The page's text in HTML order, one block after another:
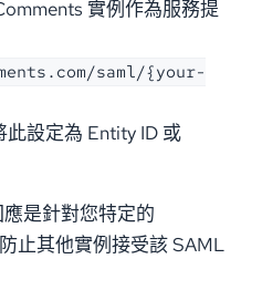
實例作為服務提
saml/{your-
此設定為 Entity ID 或
是針對您特定的
止其他實例接受該 SAML